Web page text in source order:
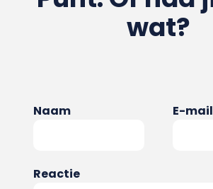
wat?
Naam E-mail
Reactie